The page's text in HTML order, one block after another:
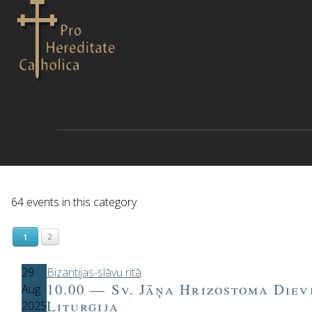
64 events in this category
1 2
29
Aug
2025
Bizantijas-slāvu ritā
10.00 — Sv. Jāņa Hrizostoma
Liturģija